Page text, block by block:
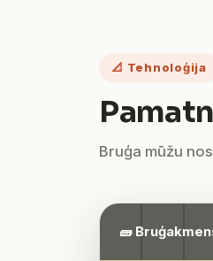
📐 Tehnoloģija
Bruģa mūžu
🧱